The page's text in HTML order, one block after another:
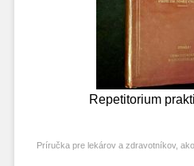
Repetitorium
Príručka pre lekárov a zdravotníkov,